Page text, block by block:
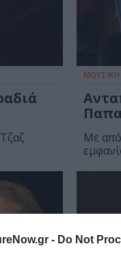
- Do Not
ΜΟΥΣΙΚΗ /
Με